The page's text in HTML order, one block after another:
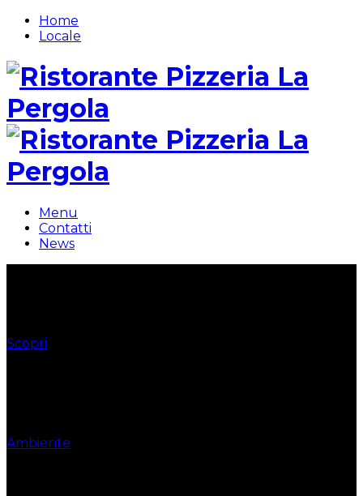
Home
Locale
Menu
Contatti
News
Scopri
Ambiente